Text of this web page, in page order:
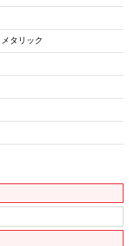
タリック